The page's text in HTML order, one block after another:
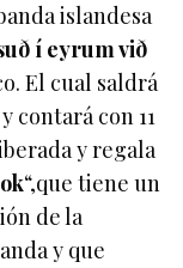
islandesa
í eyrum við
El cual saldrá
contará con 11
y regala
“,que tiene un
de la
y que